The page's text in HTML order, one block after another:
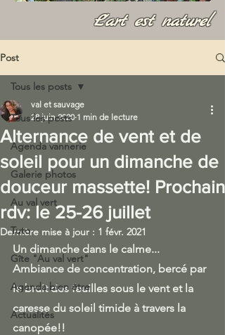
L'art est naturel
Post
Tous les posts
Agenda vannerie
Galerie photos
Au val vert
Tuto
Gîte "Au val vert"
Agenda bien être
Actualités
Tous les posts
Alternance de vent et de
soleil pour un dimanche de
douceur massette! Prochain
rdv: le 25-26 juillet
val et sauvage
28 juin 2020 1 min de lecture
Dernière mise à jour : 1 févr. 2021
Un dimanche dans le calme...
Ambiance de concentration, bercé par
le bruit des feuilles sous le vent et la
caresse du soleil timide à travers la
canopée!!